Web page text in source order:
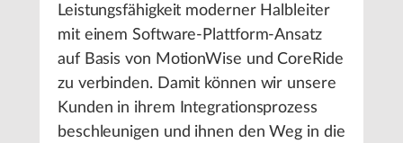
Leistungsfähigkeit moderner Halbleiter
mit einem Software-Plattform-Ansatz
auf Basis von MotionWise und CoreRide
zu verbinden. Damit können wir unsere
Kunden in ihrem Integrationsprozess
beschleunigen und ihnen den Weg in die